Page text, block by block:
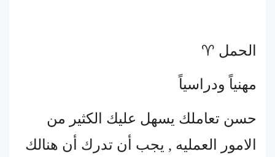
الحمل ♈
مهنياً ودراسياً
حسن تعاملك يسهل عليك الكثير من
الامور العمليه , يجب أن تدرك أن هنالك